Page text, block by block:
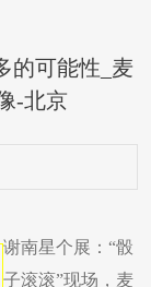
的可能性_麦
-北京
谢南星个展：“骰
子滚滚”现场，麦